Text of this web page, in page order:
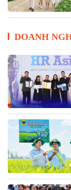
DOANH